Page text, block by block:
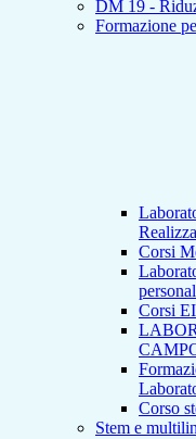
DM 19 -
Formazione
Corsi
Corsi
Corso
Stem e